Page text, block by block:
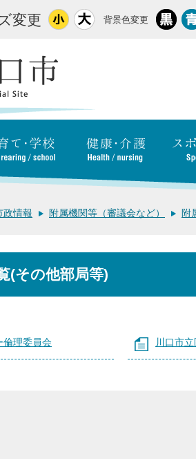
変更 背景色変更
政情報 附属機関等（審議会など） 附
(その他部局等)
倫理委員会 川口市